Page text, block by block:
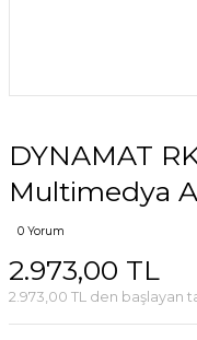
DYNAMAT
Multimedya
0 Yorum
2.973,00 TL
2.973,00 TL den başlayan